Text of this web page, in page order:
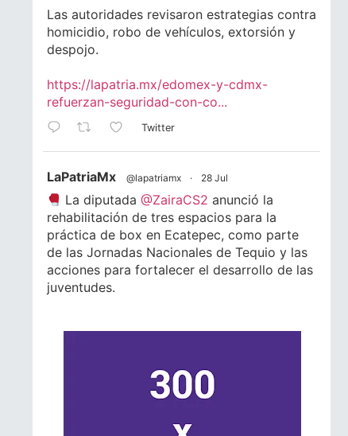
Las autoridades revisaron estrategias contra
homicidio, robo de vehículos, extorsión y
despojo.
https://lapatria.mx/edomex-y-cdmx-
refuerzan-seguridad-con-co...
Twitter
LaPatriaMx @lapatriamx · 28 Jul
La diputada@ZairaCS2 anunció la
rehabilitación de tres espacios para la
práctica de box en Ecatepec, como parte
de las Jornadas Nacionales de Tequio y las
acciones para fortalecer el desarrollo de las
juventudes.
Twitter
@lapatriamx